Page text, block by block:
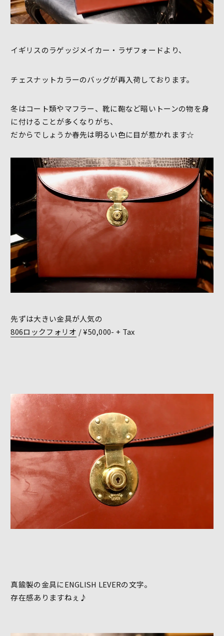
イギリスのラゲッジメイカー・ラザフォードより、
チェスナットカラーのバッグが再入荷しております。
冬はコート類やマフラー、靴に鞄など暗いトーンの物を身
に付けることが多くなりがち、
だからでしょうか春先は明るい色に目が惹かれます☆
先ずは大きい金具が人気の
806ロックフォリオ / ¥50,000- + Tax
真鍮製の金具にENGLISH LEVERの文字。
存在感ありますねぇ♪